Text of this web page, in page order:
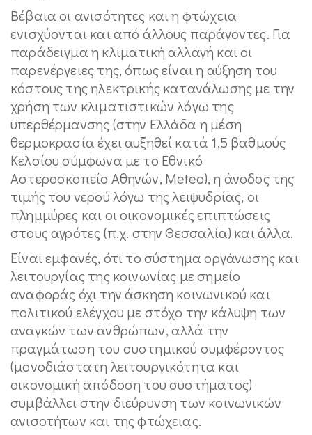
Βέβαια οι ανισότητες και η φτώχεια
ενισχύονται και από άλλους παράγοντες. Για
παράδειγμα η κλιματική αλλαγή και οι
παρενέργειες της, όπως είναι η αύξηση του
κόστους της ηλεκτρικής κατανάλωσης με την
χρήση των κλιματιστικών λόγω της
υπερθέρμανσης (στην Ελλάδα η μέση
θερμοκρασία έχει αυξηθεί κατά 1,5 βαθμούς
Κελσίου σύμφωνα με το Εθνικό
Αστεροσκοπείο Αθηνών, Meteo), η άνοδος της
τιμής του νερού λόγω της λειψυδρίας, οι
πλημμύρες και οι οικονομικές επιπτώσεις
στους αγρότες (π.χ. στην Θεσσαλία) και άλλα.
Είναι εμφανές, ότι το σύστημα οργάνωσης και
λειτουργίας της κοινωνίας με σημείο
αναφοράς όχι την άσκηση κοινωνικού και
πολιτικού ελέγχου με στόχο την κάλυψη των
αναγκών των ανθρώπων, αλλά την
πραγμάτωση του συστημικού συμφέροντος
(μονοδιάστατη λειτουργικότητα και
οικονομική απόδοση του συστήματος)
συμβάλλει στην διεύρυνση των κοινωνικών
ανισοτήτων και της φτώχειας.